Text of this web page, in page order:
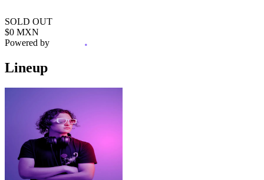
SOLD OUT
$0 MXN
Powered by
Lineup